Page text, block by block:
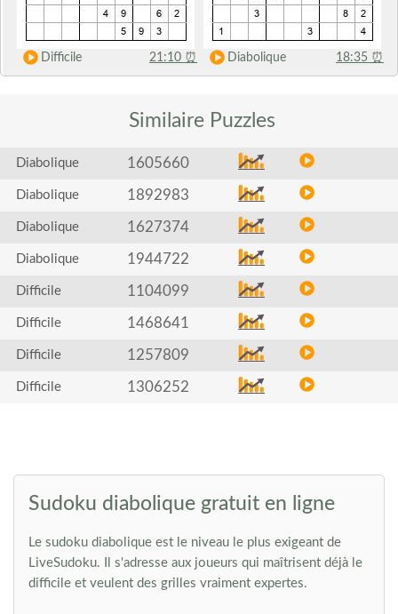
Difficile 21:10 ⏰ Diabolique 18:35 ⏰
Similaire Puzzles
Diabolique 1605660
Diabolique 1892983
Diabolique 1627374
Diabolique 1944722
Difficile 1104099
Difficile 1468641
Difficile 1257809
Difficile 1306252
Sudoku diabolique gratuit en ligne
Le sudoku diabolique est le niveau le plus exigeant de
LiveSudoku. Il s'adresse aux joueurs qui maîtrisent déjà le
difficile et veulent des grilles vraiment expertes.